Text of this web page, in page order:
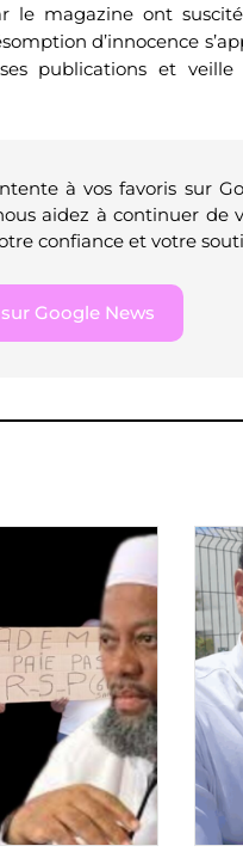
le magazine ont
d’innocence
publications et
à vos favoris sur
aidez à continuer de
confiance et votre
Google News